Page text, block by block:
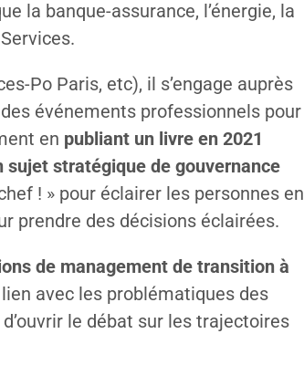
la banque-assurance, l’énergie, la
Po Paris, etc), il s’engage auprès
événements professionnels pour
en publiant un livre en 2021
stratégique de gouvernance
! » pour éclairer les personnes en
prendre des décisions éclairées.
de management de transition à
avec les problématiques des
le débat sur les trajectoires